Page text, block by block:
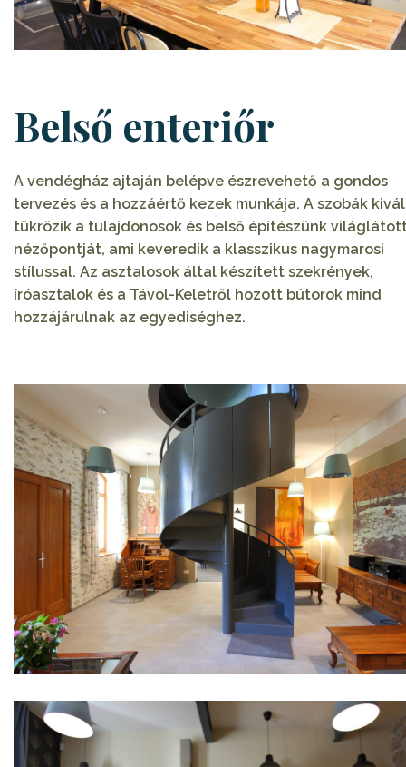
Belső enteriőr
A vendégház ajtaján belépve észrevehető a gondos
tervezés és a hozzáértő kezek munkája. A szobák
tükrözik a tulajdonosok és belső építészünk
nézőpontját, ami keveredik a klasszikus nagymarosi
stílussal. Az asztalosok által készített szekrények,
íróasztalok és a Távol-Keletről hozott bútorok mind
hozzájárulnak az egyediséghez.